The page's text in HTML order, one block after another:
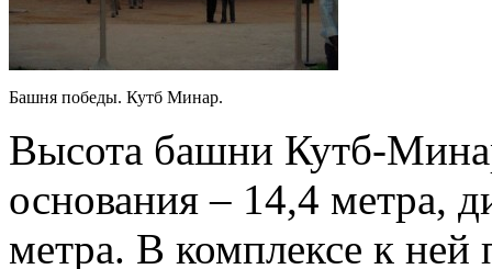
Башня победы. Кутб Минар.
Высота башни Кутб-
основания – 14,4 метра,
метра. В комплексе к ней